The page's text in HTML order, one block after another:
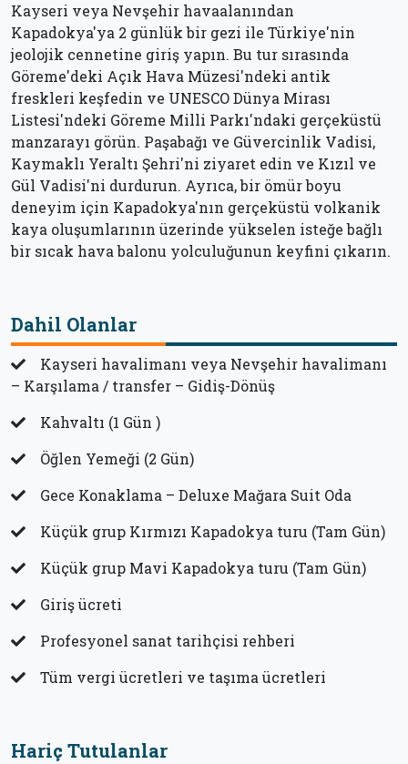
Kayseri veya Nevşehir havaalanından
Kapadokya'ya 2 günlük bir gezi ile Türkiye'nin
jeolojik cennetine giriş yapın. Bu tur sırasında
Göreme'deki Açık Hava Müzesi'ndeki antik
freskleri keşfedin ve UNESCO Dünya Mirası
Listesi'ndeki Göreme Milli Parkı'ndaki gerçeküstü
manzarayı görün. Paşabağı ve Güvercinlik Vadisi,
Kaymaklı Yeraltı Şehri'ni ziyaret edin ve Kızıl ve
Gül Vadisi'ni durdurun. Ayrıca, bir ömür boyu
deneyim için Kapadokya'nın gerçeküstü volkanik
kaya oluşumlarının üzerinde yükselen isteğe bağlı
bir sıcak hava balonu yolculuğunun keyfini çıkarın.
Dahil Olanlar
Kayseri havalimanı veya Nevşehir havalimanı
– Karşılama / transfer – Gidiş-Dönüş
Kahvaltı (1 Gün )
Öğlen Yemeği (2 Gün)
Gece Konaklama – Deluxe Mağara Suit Oda
Küçük grup Kırmızı Kapadokya turu (Tam Gün)
Küçük grup Mavi Kapadokya turu (Tam Gün)
Giriş ücreti
Profesyonel sanat tarihçisi rehberi
Tüm vergi ücretleri ve taşıma ücretleri
Hariç Tutulanlar